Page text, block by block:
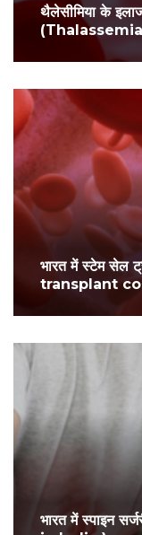
थैलेसीमिया के
भारत में स्टेम सेल
transplant
भारत में स्पाइन